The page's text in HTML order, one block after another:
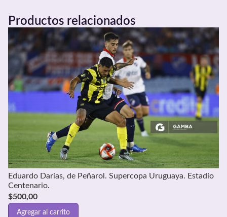
Productos relacionados
Eduardo Darias, de Peñarol. Supercopa Uruguaya. Estadio
Centenario.
$500,00
Agregar al carrito